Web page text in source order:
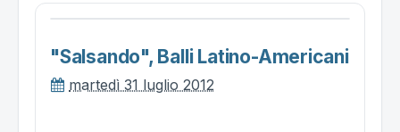
"salsando", Balli Latino-Americani
martedì 31 luglio 2012